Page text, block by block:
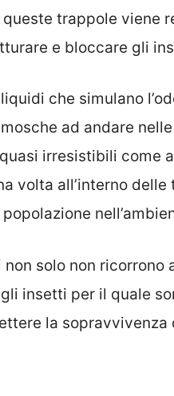
trappole viene
e bloccare gli
che simulano
ad andare
irresistibili come
volta all’interno
non solo non
insetti per il quale
la